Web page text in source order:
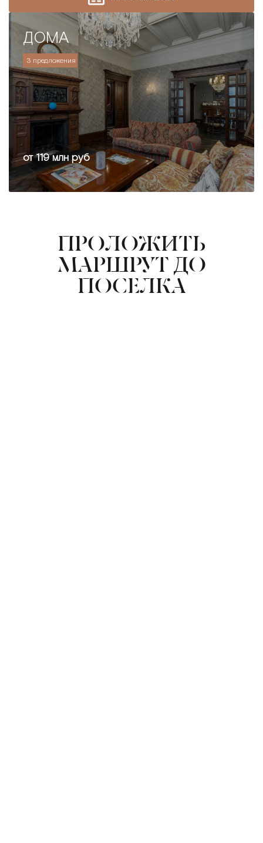
ДОМА
3 предложения
от 119 млн руб
ПРОЛОЖИТЬ
МАРШРУТ ДО
ПОСЕЛКА